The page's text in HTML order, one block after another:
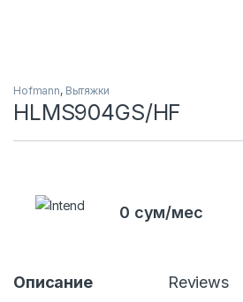
Hofmann, Вытяжки
HLMS904GS/HF
0 сум/мес
Описание Reviews